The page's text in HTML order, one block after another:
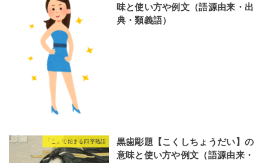
味と使い方や例文（語源由来・出
典・類義語）
「こ」で始まる四字熟語
黒歯彫題【こくしちょうだい】の
意味と使い方や例文（語源由来・